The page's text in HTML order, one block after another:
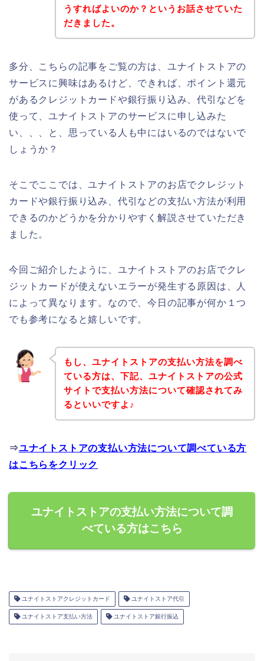
うすればよいのか？というお話させていた
だきました。
多分、こちらの記事をご覧の方は、ユナイトストアの
サービスに興味はあるけど、できれば、ポイント還元
があるクレジットカードや銀行振り込み、代引などを
使って、ユナイトストアのサービスに申し込みた
い、、、と、思っている人も中にはいるのではないで
しょうか？
そこでここでは、ユナイトストアのお店でクレジット
カードや銀行振り込み、代引などの支払い方法が利用
できるのかどうかを分かりやすく解説させていただき
ました。
今回ご紹介したように、ユナイトストアのお店でクレ
ジットカードが使えないエラーが発生する原因は、人
によって異なります。なので、今日の記事が何か１つ
でも参考になると嬉しいです。
もし、ユナイトストアの支払い方法を調べ
ている方は、下記、ユナイトストアの公式
サイトで支払い方法について確認されてみ
るといいですよ♪
⇒ユナイトストアの支払い方法について調べている方
はこちらをクリック
ユナイトストアの支払い方法について調
べている方はこちら
ユナイトストアクレジットカード ユナイトストア代引
ユナイトストア支払い方法 ユナイトストア銀行振込